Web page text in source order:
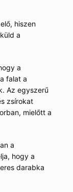
hiszen
a
a
falat a
Az egyszerű
zsírokat
mielőtt a
a
hogy a
darabka